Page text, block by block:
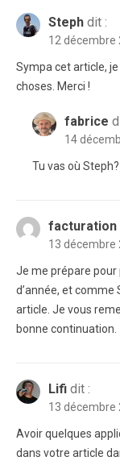
Steph dit :
12 décembre
Sympa cet article,
choses. Merci !
fabrice
14
Tu vas où Steph?
facturation
13 décembre
Je me prépare pour
d’année, et comme
article. Je vous
bonne continuation.
Lifi dit :
13 décembre
Avoir quelques
dans votre article